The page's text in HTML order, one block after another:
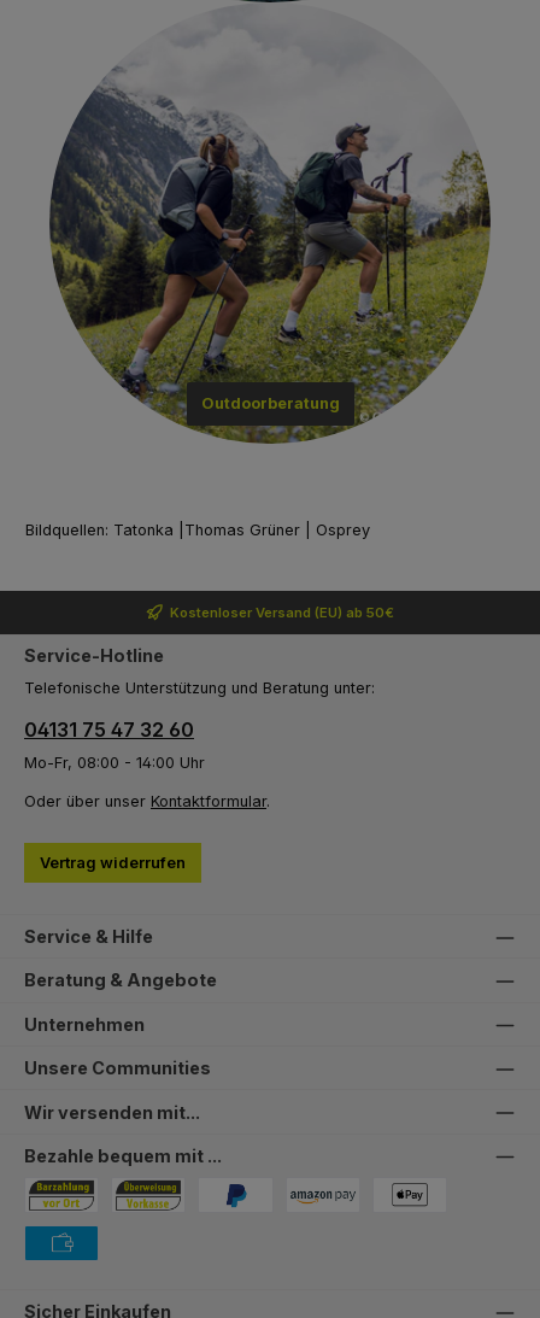
Outdoorberatung
Bildquellen: Tatonka |Thomas Grüner | Osprey
Kostenloser Versand (EU) ab 50€
Service-Hotline
Telefonische Unterstützung und Beratung unter:
04131 75 47 32 60
Mo-Fr, 08:00 - 14:00 Uhr
Oder über unser Kontaktformular.
Vertrag widerrufen
Service & Hilfe
Beratung & Angebote
Unternehmen
Unsere Communities
Wir versenden mit...
Bezahle bequem mit ...
Bezahlung in der Filiale
Sicher Einkaufen